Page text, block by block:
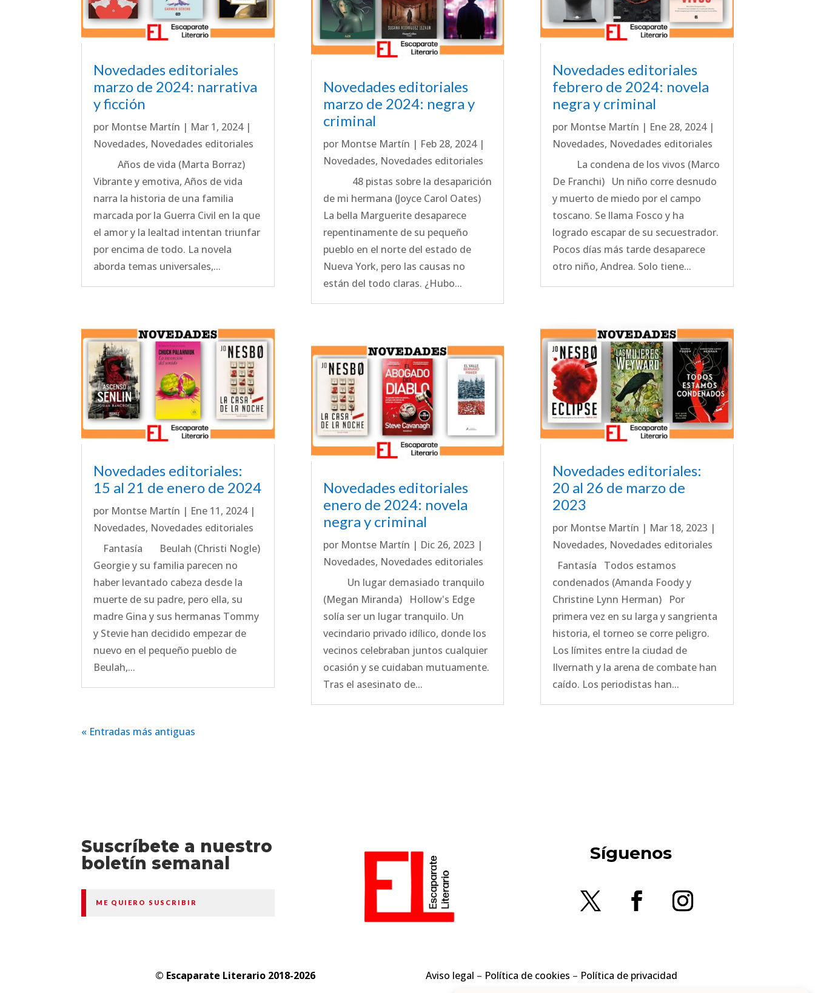
Novedades editoriales
marzo de 2024: narrativa
y ficción
por Montse Martín | Mar 1, 2024|
Novedades, Novedades editoriales
Años de vida (Marta Borraz)
Vibrante y emotiva, Años de vida
narra la historia de una familia
marcada por la Guerra Civil en la que
el amor y la lealtad intentan triunfar
por encima de todo. La novela
aborda temas universales,...
Novedades editoriales:
15 al 21 de enero de 2024
por Montse Martín | Ene 11, 2024|
Novedades, Novedades editoriales
Fantasía Beulah (Christi Nogle)
Georgie y su familia parecen no
haber levantado cabeza desde la
muerte de su padre, pero ella, su
madre Gina y sus hermanas Tommy
y Stevie han decidido empezar de
nuevo en el pequeño pueblo de
Beulah,...
Novedades editoriales
marzo de 2024: negra y
criminal
por Montse Martín | Feb 28, 2024|
Novedades, Novedades editoriales
48 pistas sobre la desaparición
de mi hermana (Joyce Carol Oates)
La bella Marguerite desaparece
repentinamente de su pequeño
pueblo en el norte del estado de
Nueva York, pero las causas no
están del todo claras. ¿Hubo...
Novedades editoriales
enero de 2024: novela
negra y criminal
por Montse Martín | Dic 26, 2023 |
Novedades, Novedades editoriales
Un lugar demasiado tranquilo
(Megan Miranda) Hollow's Edge
solía ser un lugar tranquilo. Un
vecindario privado idílico, donde los
vecinos celebraban juntos cualquier
ocasión y se cuidaban mutuamente.
Tras el asesinato de...
Novedades editoriales
febrero de 2024: novela
negra y criminal
por Montse Martín | Ene 28, 2024|
Novedades, Novedades editoriales
La condena de los vivos (Marco
De Franchi) Un niño corre desnudo
y muerto de miedo por el campo
toscano. Se llama Fosco y ha
logrado escapar de su secuestrador.
Pocos días más tarde desaparece
otro niño, Andrea. Solo tiene...
Novedades editoriales:
20 al 26 de marzo de
2023
por Montse Martín | Mar 18, 2023 |
Novedades, Novedades editoriales
Fantasía Todos estamos
condenados (Amanda Foody y
Christine Lynn Herman) Por
primera vez en su larga y sangrienta
historia, el torneo se corre peligro.
Los límites entre la ciudad de
Ilvernath y la arena de combate han
caído. Los periodistas han...
« Entradas más antiguas
Suscríbete a nuestro
boletín semanal
ME QUIERO SUSCRIBIR
Síguenos
© Escaparate Literario 2018-2026 Aviso legal – Política de cookies – Política de privacidad